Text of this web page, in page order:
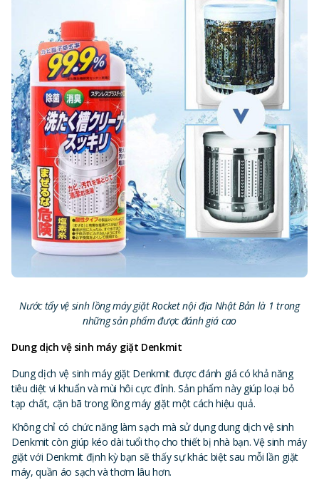
Nước tẩy vệ sinh lồng máy giặt Rocket nội địa Nhật Bản là 1 trong
những sản phẩm được đánh giá cao
Dung dịch vệ sinh máy giặt Denkmit
Dung dịch vệ sinh máy giặt Denkmit được đánh giá có khả năng
tiêu diệt vi khuẩn và mùi hôi cực đỉnh. Sản phẩm này giúp loại bỏ
tạp chất, cặn bã trong lồng máy giặt một cách hiệu quả.
Không chỉ có chức năng làm sạch mà sử dụng dung dịch vệ sinh
Denkmit còn giúp kéo dài tuổi thọ cho thiết bị nhà bạn. Vệ sinh máy
giặt với Denkmit định kỳ bạn sẽ thấy sự khác biệt sau mỗi lần giặt
máy, quần áo sạch và thơm lâu hơn.